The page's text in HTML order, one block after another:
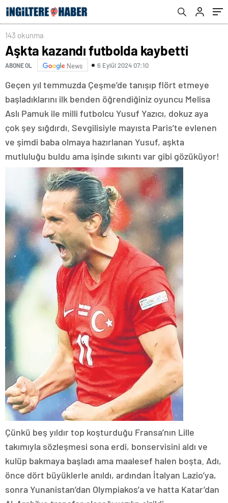
143 okunma
Aşkta kazandı futbolda kaybetti
ABONE OL News 6 Eylül 2024 07:10
Geçen yıl temmuzda Çeşme’de tanışıp flört etmeye
başladıklarını ilk benden öğrendiğiniz oyuncu Melisa
Aslı Pamuk ile milli futbolcu Yusuf Yazıcı, dokuz aya
çok şey sığdırdı. Sevgilisiyle mayısta Paris’te evlenen
ve şimdi baba olmaya hazırlanan Yusuf, aşkta
mutluluğu buldu ama işinde sıkıntı var gibi gözüküyor!
Çünkü beş yıldır top koşturduğu Fransa’nın Lille
takımıyla sözleşmesi sona erdi, bonservisini aldı ve
kulüp bakmaya başladı ama maalesef halen boşta. Adı,
önce dört büyüklerle anıldı, ardından İtalyan Lazio’ya,
sonra Yunanistan’dan Olympiakos’a ve hatta Katar’dan